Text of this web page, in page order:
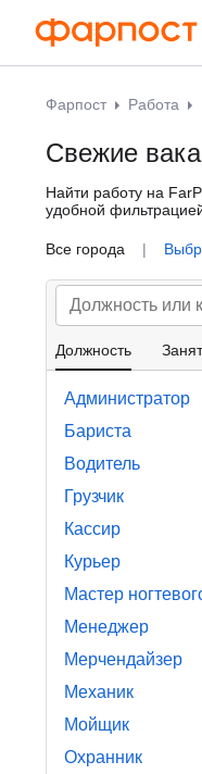
Фарпост Работа
Свежие
Найти работу на
удобной
Все города
|
Должность
Администратор
Бариста
Водитель
Грузчик
Кассир
Курьер
Мастер
Менеджер
Мерчендайзер
Механик
Мойщик
Охранник